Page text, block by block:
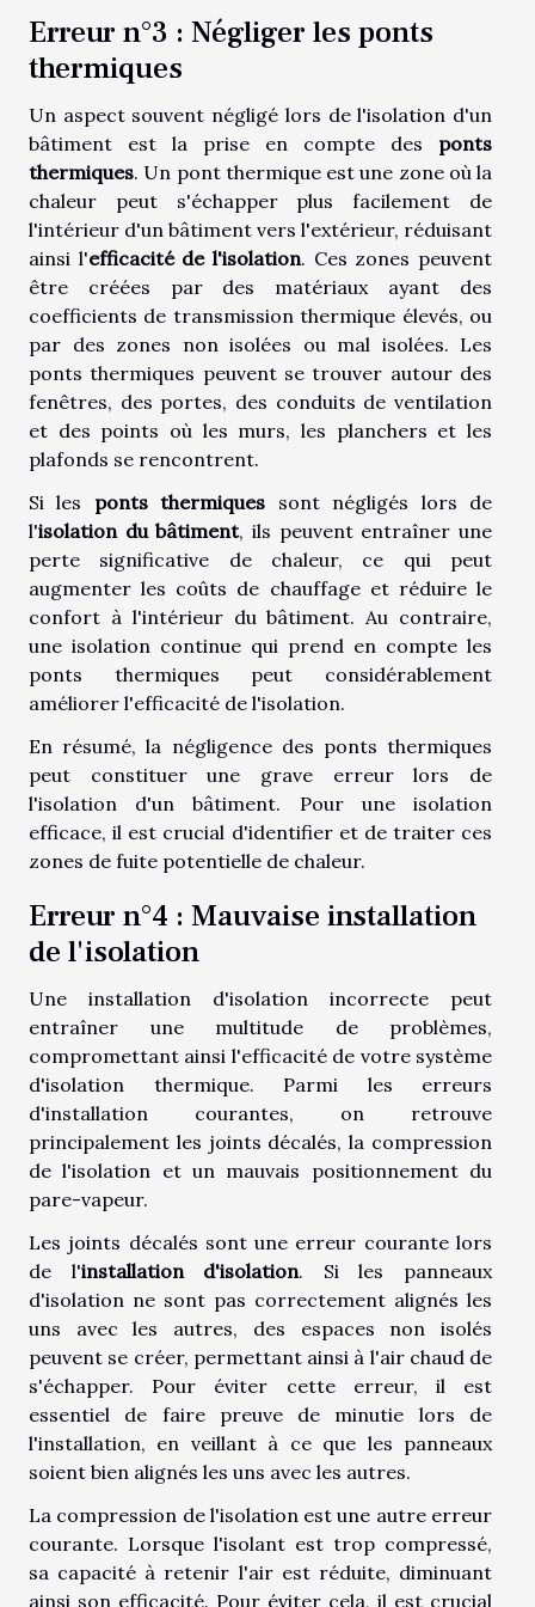
Erreur n°3 : Négliger les ponts
thermiques
Un aspect souvent négligé lors de l'isolation d'un
bâtiment est la prise en compte des ponts
thermiques. Un pont thermique est une zone où la
chaleur peut s'échapper plus facilement de
l'intérieur d'un bâtiment vers l'extérieur, réduisant
ainsi l'efficacité de l'isolation. Ces zones peuvent
être créées par des matériaux ayant des
coefficients de transmission thermique élevés, ou
par des zones non isolées ou mal isolées. Les
ponts thermiques peuvent se trouver autour des
fenêtres, des portes, des conduits de ventilation
et des points où les murs, les planchers et les
plafonds se rencontrent.
Si les ponts thermiques sont négligés lors de
l'isolation du bâtiment, ils peuvent entraîner une
perte significative de chaleur, ce qui peut
augmenter les coûts de chauffage et réduire le
confort à l'intérieur du bâtiment. Au contraire,
une isolation continue qui prend en compte les
ponts thermiques peut considérablement
améliorer l'efficacité de l'isolation.
En résumé, la négligence des ponts thermiques
peut constituer une grave erreur lors de
l'isolation d'un bâtiment. Pour une isolation
efficace, il est crucial d'identifier et de traiter ces
zones de fuite potentielle de chaleur.
Erreur n°4 : Mauvaise installation
de l'isolation
Une installation d'isolation incorrecte peut
entraîner une multitude de problèmes,
compromettant ainsi l'efficacité de votre système
d'isolation thermique. Parmi les erreurs
d'installation courantes, on retrouve
principalement les joints décalés, la compression
de l'isolation et un mauvais positionnement du
pare-vapeur.
Les joints décalés sont une erreur courante lors
de l'installation d'isolation. Si les panneaux
d'isolation ne sont pas correctement alignés les
uns avec les autres, des espaces non isolés
peuvent se créer, permettant ainsi à l'air chaud de
s'échapper. Pour éviter cette erreur, il est
essentiel de faire preuve de minutie lors de
l'installation, en veillant à ce que les panneaux
soient bien alignés les uns avec les autres.
La compression de l'isolation est une autre erreur
courante. Lorsque l'isolant est trop compressé,
sa capacité à retenir l'air est réduite, diminuant
ainsi son efficacité. Pour éviter cela, il est crucial